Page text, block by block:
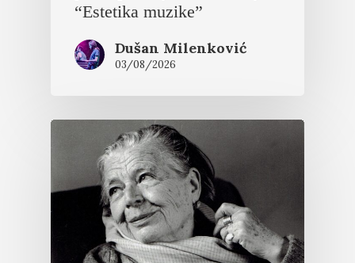
“Estetika muzike”
Dušan Milenković
03/08/2026